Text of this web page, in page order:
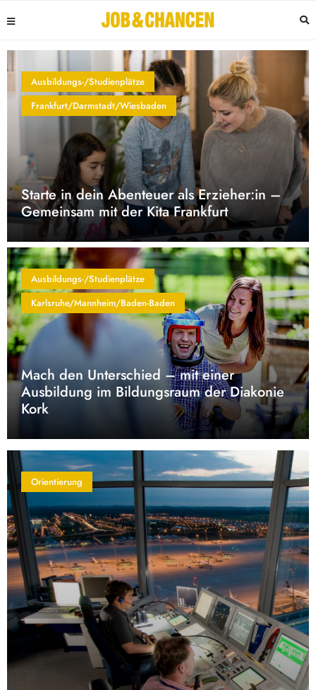
Ausbildungs-/Studienplätze
Frankfurt/Darmstadt/Wiesbaden
Starte in dein Abenteuer als Erzieher:in –
Gemeinsam mit der Kita Frankfurt
Ausbildungs-/Studienplätze
Karlsruhe/Mannheim/Baden-Baden
Mach den Unterschied – mit einer
Ausbildung im Bildungsraum der Diakonie
Kork
Orientierung